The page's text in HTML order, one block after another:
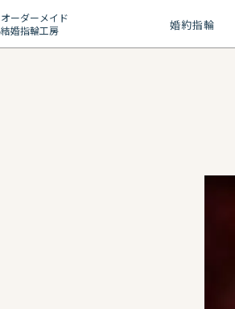
オーダーメイド
結婚指輪工房
婚約指輪